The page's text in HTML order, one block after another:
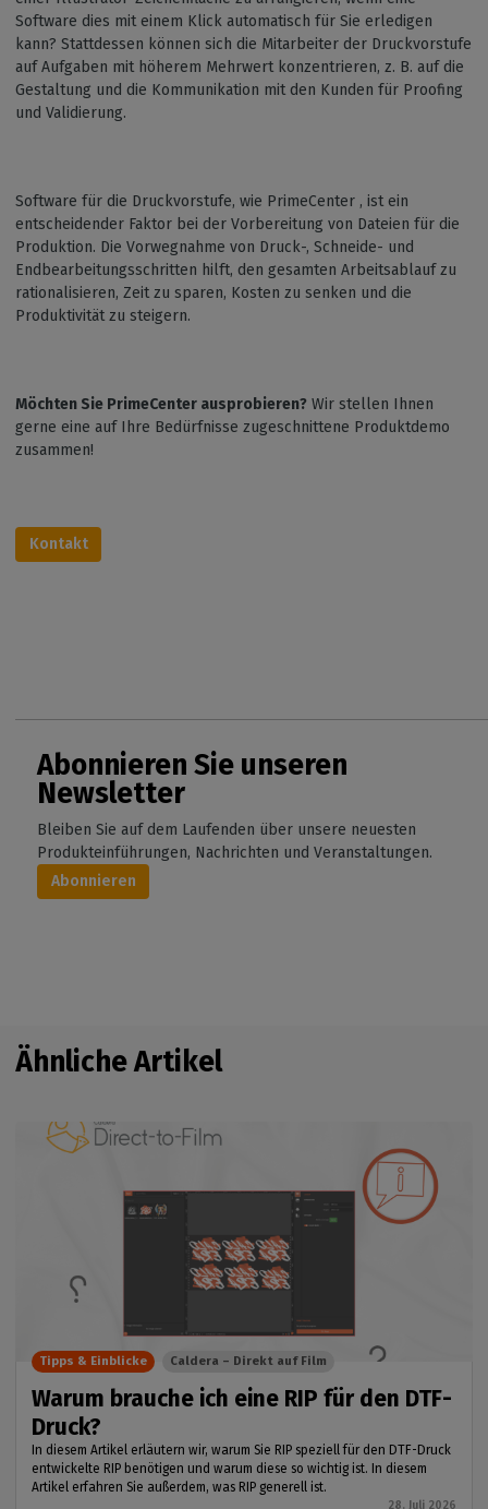
Software dies mit einem Klick automatisch für Sie erledigen
kann? Stattdessen können sich die Mitarbeiter der Druckvorstufe
auf Aufgaben mit höherem Mehrwert konzentrieren, z. B. auf die
Gestaltung und die Kommunikation mit den Kunden für Proofing
und Validierung.
Software für die Druckvorstufe, wie PrimeCenter , ist ein
entscheidender Faktor bei der Vorbereitung von Dateien für die
Produktion. Die Vorwegnahme von Druck-, Schneide- und
Endbearbeitungsschritten hilft, den gesamten Arbeitsablauf zu
rationalisieren, Zeit zu sparen, Kosten zu senken und die
Produktivität zu steigern.
Möchten Sie PrimeCenter ausprobieren? Wir stellen Ihnen
gerne eine auf Ihre Bedürfnisse zugeschnittene Produktdemo
zusammen!
Kontakt
Abonnieren Sie unseren
Newsletter
Bleiben Sie auf dem Laufenden über unsere neuesten
Produkteinführungen, Nachrichten und Veranstaltungen.
Abonnieren
Ähnliche Artikel
Warum brauche ich eine RIP für den DTF-
Druck?
In diesem Artikel erläutern wir, warum Sie RIP speziell für den DTF-Druck
entwickelte RIP benötigen und warum diese so wichtig ist. In diesem
Artikel erfahren Sie außerdem, was RIP generell ist.
28. Juli 2026
Tipps & Einblicke Caldera – Direkt auf Film